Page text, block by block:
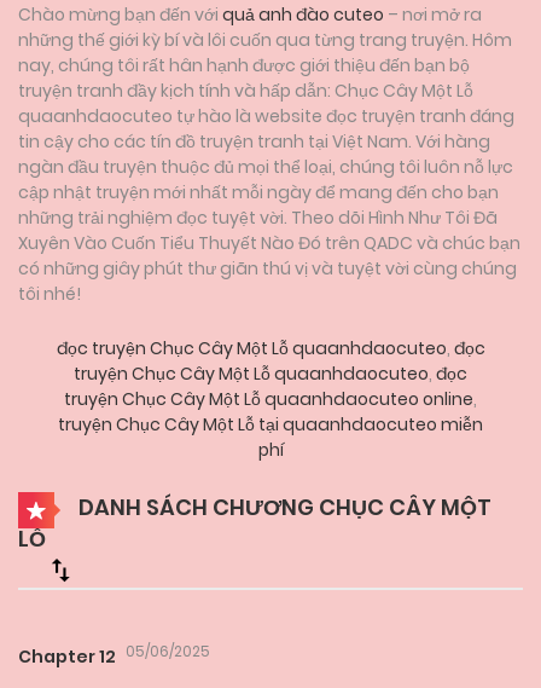
Chào mừng bạn đến với quả anh đào cuteo – nơi mở ra
những thế giới kỳ bí và lôi cuốn qua từng trang truyện. Hôm
nay, chúng tôi rất hân hạnh được giới thiệu đến bạn bộ
truyện tranh đầy kịch tính và hấp dẫn: Chục Cây Một Lỗ
quaanhdaocuteo tự hào là website đọc truyện tranh đáng
tin cậy cho các tín đồ truyện tranh tại Việt Nam. Với hàng
ngàn đầu truyện thuộc đủ mọi thể loại, chúng tôi luôn nỗ lực
cập nhật truyện mới nhất mỗi ngày để mang đến cho bạn
những trải nghiệm đọc tuyệt vời. Theo dõi Hình Như Tôi Đã
Xuyên Vào Cuốn Tiểu Thuyết Nào Đó trên QADC và chúc bạn
có những giây phút thư giãn thú vị và tuyệt vời cùng chúng
tôi nhé!
đọc truyện Chục Cây Một Lỗ quaanhdaocuteo, đọc
truyện Chục Cây Một Lỗ quaanhdaocuteo, đọc
truyện Chục Cây Một Lỗ quaanhdaocuteo online,
truyện Chục Cây Một Lỗ tại quaanhdaocuteo miễn
phí
DANH SÁCH CHƯƠNG CHỤC CÂY MỘT
LỖ
Chapter 12 05/06/2025